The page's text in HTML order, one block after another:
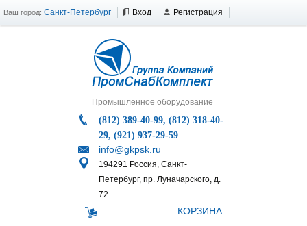
Ваш город: Санкт-Петербург Вход Регистрация
Промышленное оборудование
(812) 389-40-99, (812) 318-40-
29, (921) 937-29-59
info@gkpsk.ru
194291 Россия, Санкт-
Петербург, пр. Луначарского, д.
72
КОРЗИНА